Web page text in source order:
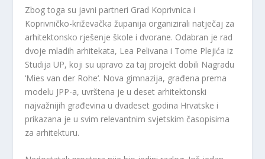
Zbog toga su javni partneri Grad Koprivnica i
Koprivničko-križevačka županija organizirali natječaj za
arhitektonsko rješenje škole i dvorane. Odabran je rad
dvoje mladih arhitekata, Lea Pelivana i Tome Plejića iz
Studija UP, koji su upravo za taj projekt dobili Nagradu
‘Mies van der Rohe‘. Nova gimnazija, građena prema
modelu JPP-a, uvrštena je u deset arhitektonski
najvažnijih građevina u dvadeset godina Hrvatske i
prikazana je u svim relevantnim svjetskim časopisima
za arhitekturu.